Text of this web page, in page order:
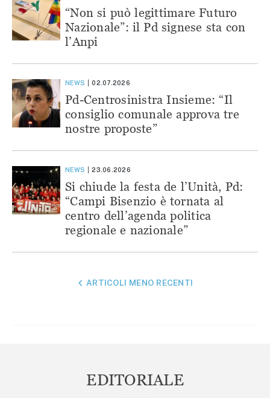
“Non si può legittimare Futuro
Nazionale”: il Pd signese sta con
l’Anpi
NEWS 02.07.2026
Pd-Centrosinistra Insieme: “Il
consiglio comunale approva tre
nostre proposte”
NEWS 23.06.2026
Si chiude la festa de l’Unità, Pd:
“Campi Bisenzio è tornata al
centro dell’agenda politica
regionale e nazionale”
NAVIGAZIONEARTICOLI MENO RECENTI
EDITORIALE